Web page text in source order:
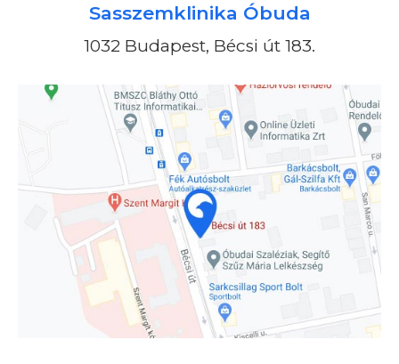
Sasszemklinika Óbuda
1032 Budapest, Bécsi út 183.